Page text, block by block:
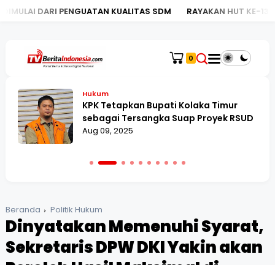
KUALITAS SDM RAYAKAN HUT KE-130, BRI KC
0
Hukum
KPK Tetapkan Bupati Kolaka Timur
sebagai Tersangka Suap Proyek RSUD
Aug 09, 2025
Beranda Politik Hukum
Dinyatakan Memenuhi Syarat,
Sekretaris DPW DKI Yakin akan